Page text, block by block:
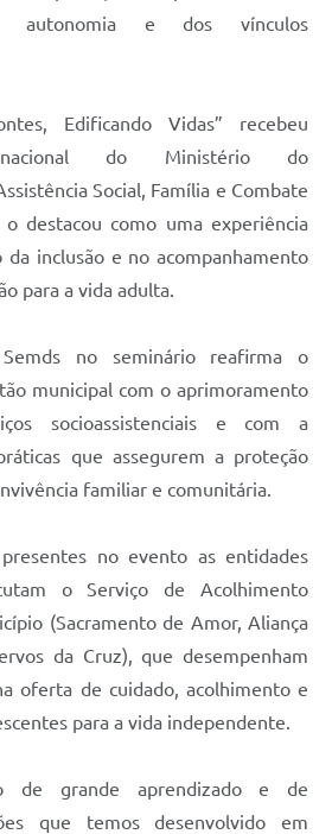
autonomia e dos vínculos
Edificando Vidas” recebeu
nacional do Ministério do
Social, Família e Combate
destacou como uma experiência
da inclusão e no acompanhamento
para a vida adulta.
no seminário reafirma o
municipal com o aprimoramento
socioassistenciais e com a
que assegurem a proteção
familiar e comunitária.
no evento as entidades
o Serviço de Acolhimento
(Sacramento de Amor, Aliança
da Cruz), que desempenham
oferta de cuidado, acolhimento e
para a vida independente.
de grande aprendizado e de
que temos desenvolvido em